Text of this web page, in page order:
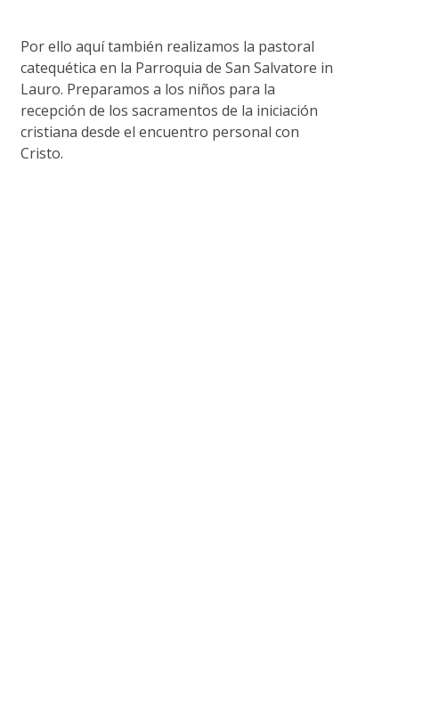
Por ello aquí también realizamos la pastoral
catequética en la Parroquia de San Salvatore in
Lauro. Preparamos a los niños para la
recepción de los sacramentos de la iniciación
cristiana desde el encuentro personal con
Cristo.